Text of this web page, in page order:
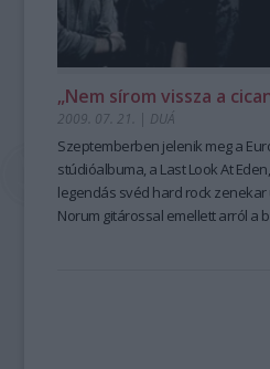
„Nem sírom vissza a
2009. 07. 21. | DUÁ
Szeptemberben jelenik meg a
stúdióalbuma, a Last Look At
legendás svéd hard rock zenekar
Norum gitárossal emellett arról a